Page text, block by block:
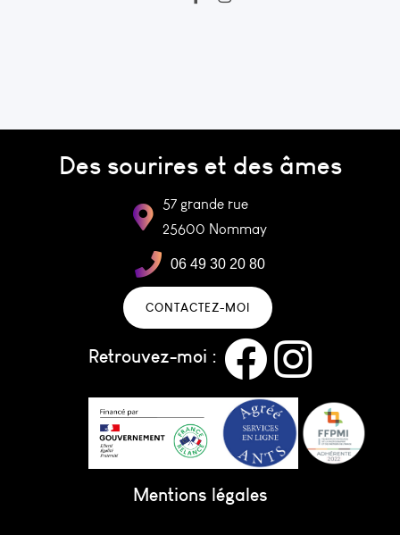
Des sourires et des âmes
57 grande rue
25600 Nommay
06 49 30 20 80
CONTACTEZ-MOI
Retrouvez-moi :
Mentions légales